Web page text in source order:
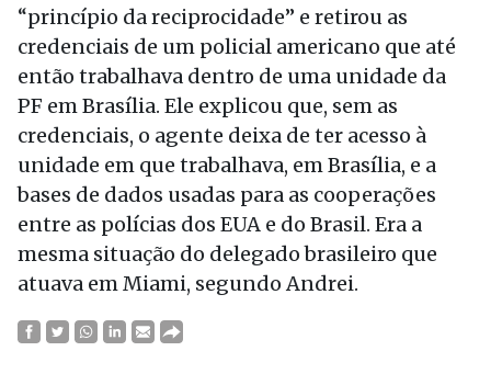
“princípio da reciprocidade” e retirou as
credenciais de um policial americano que até
então trabalhava dentro de uma unidade da
PF em Brasília. Ele explicou que, sem as
credenciais, o agente deixa de ter acesso à
unidade em que trabalhava, em Brasília, e a
bases de dados usadas para as cooperações
entre as polícias dos EUA e do Brasil. Era a
mesma situação do delegado brasileiro que
atuava em Miami, segundo Andrei.